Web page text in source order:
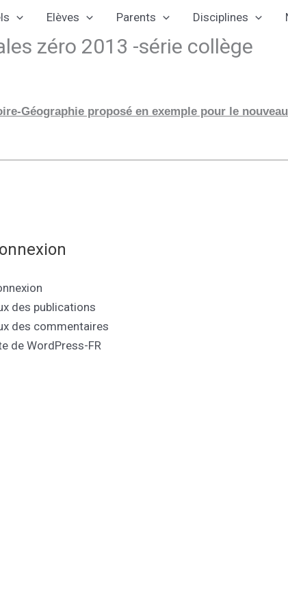
Elèves Parents Disciplines
zéro 2013 -série collège
Géographie proposé en exemple pour le
des publications
des commentaires
de WordPress-FR